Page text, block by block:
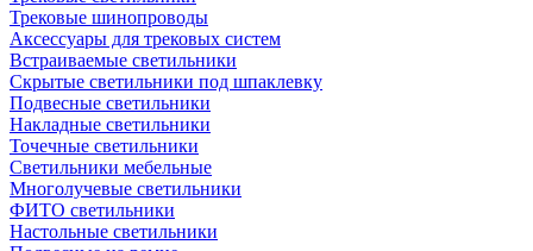
Трековые шинопроводы
Аксессуары для трековых систем
Встраиваемые светильники
Скрытые светильники под шпаклевку
Подвесные светильники
Накладные светильники
Точечные светильники
Светильники мебельные
Многолучевые светильники
ФИТО светильники
Настольные светильники